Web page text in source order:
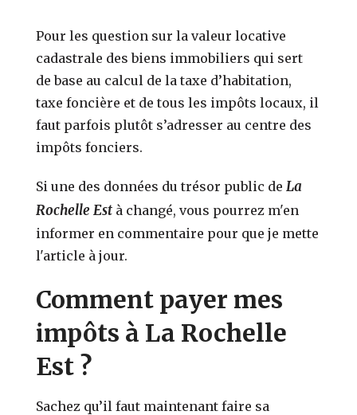
Pour les question sur la valeur locative
cadastrale des biens immobiliers qui sert
de base au calcul de la taxe d’habitation,
taxe foncière et de tous les impôts locaux, il
faut parfois plutôt s’adresser au centre des
impôts fonciers.
Si une des données du trésor public de La
Rochelle Est à changé, vous pourrez m'en
informer en commentaire pour que je mette
l'article à jour.
Comment payer mes
impôts à La Rochelle
Est ?
Sachez qu’il faut maintenant faire sa